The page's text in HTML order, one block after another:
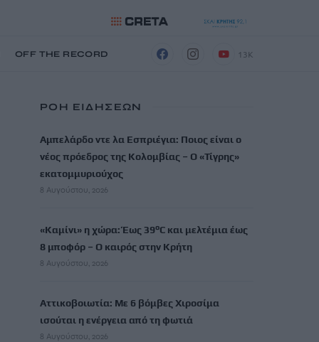
OFF THE RECORD 13K
ΡΟΗ ΕΙΔΗΣΕΩΝ
Αμπελάρδο ντε λα Εσπριέγια: Ποιος είναι ο
νέος πρόεδρος της Κολομβίας – Ο «Τίγρης»
εκατομμυριούχος
8 Αυγούστου, 2026
«Καμίνι» η χώρα: Έως 39°C και μελτέμια έως
8 μποφόρ – Ο καιρός στην Κρήτη
8 Αυγούστου, 2026
Αττικοβοιωτία: Με 6 βόμβες Χιροσίμα
ισούται η ενέργεια από τη φωτιά
8 Αυγούστου, 2026